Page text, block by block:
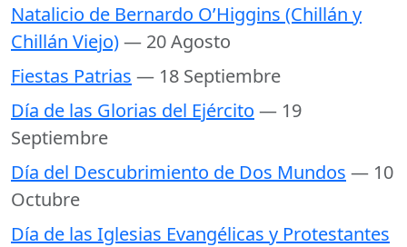
Natalicio de Bernardo O’Higgins (Chillán y
Chillán Viejo)— 20 Agosto
Fiestas Patrias — 18 Septiembre
Día de las Glorias del Ejército — 19
Septiembre
Día del Descubrimiento de Dos Mundos — 10
Octubre
Día de las Iglesias Evangélicas y Protestantes